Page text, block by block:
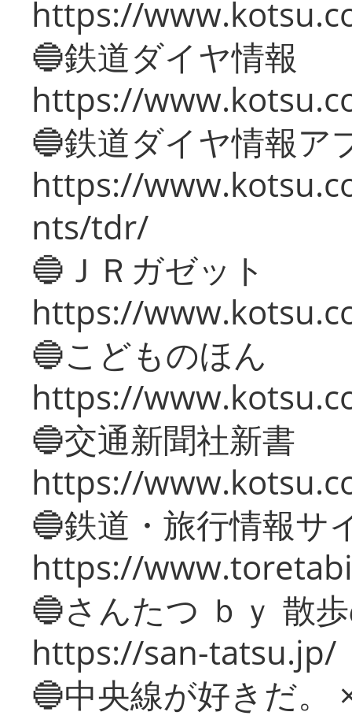
https://
🔵鉄道ダイヤ情報
https://
🔵鉄道ダイヤ情報ア
https://
nts/tdr/
🔵ＪＲガゼット
https://
🔵こどものほん
https://
🔵交通新聞社新書
https://
🔵鉄道・旅行情報サ
https://
🔵さんたつ ｂｙ 散
https://san-tatsu.jp/
🔵中央線が好きだ。